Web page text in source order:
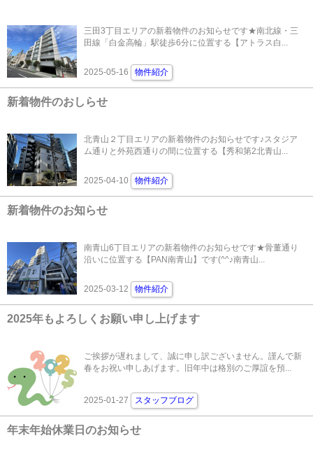
三田3丁目エリアの新着物件のお知らせです★南北線・三
田線「白金高輪」駅徒歩6分に位置する【アトラス白...
2025-05-16 物件紹介
新着物件のおしらせ
北青山２丁目エリアの新着物件のお知らせです♪スタジア
ム通りと外苑西通りの間に位置する【秀和第2北青山...
2025-04-10 物件紹介
新着物件のお知らせ
南青山6丁目エリアの新着物件のお知らせです★骨董通り
沿いに位置する【PAN南青山】です(^^♪南青山...
2025-03-12 物件紹介
2025年もよろしくお願い申し上げます
ご挨拶が遅れまして、誠に申し訳ございません。謹んで新
春をお祝い申しあげます。旧年中は格別のご厚誼を預...
2025-01-27 スタッフブログ
年末年始休業日のお知らせ